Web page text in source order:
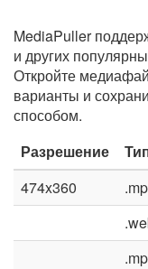
MediaPuller
и других
Откройте
варианты и
способом.
Разрешение
474x360